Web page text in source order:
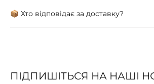
📦 Хто відповідає за доставку?
ПІДПИШІТЬСЯ НА НАШІ